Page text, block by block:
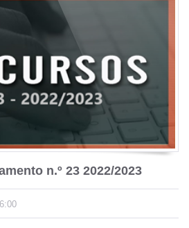
n.º 23 2022/2023